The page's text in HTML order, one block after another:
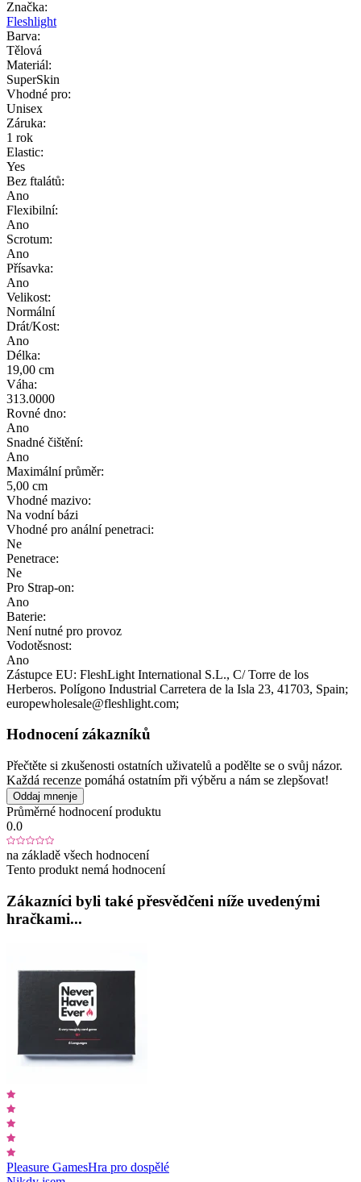
Značka:
Fleshlight
Barva:
Tělová
Materiál:
SuperSkin
Vhodné pro:
Unisex
Záruka:
1 rok
Elastic:
Yes
Bez ftalátů:
Ano
Flexibilní:
Ano
Scrotum:
Ano
Přísavka:
Ano
Velikost:
Normální
Drát/Kost:
Ano
Délka:
19,00 cm
Váha:
313.0000
Rovné dno:
Ano
Snadné čištění:
Ano
Maximální průměr:
5,00 cm
Vhodné mazivo:
Na vodní bázi
Vhodné pro anální penetraci:
Ne
Penetrace:
Ne
Pro Strap-on:
Ano
Baterie:
Není nutné pro provoz
Vodotěsnost:
Ano
Zástupce EU: FleshLight International S.L., C/ Torre de los
Herberos. Polígono Industrial Carretera de la Isla 23, 41703, Spain;
europewholesale@fleshlight.com;
Hodnocení zákazníků
Přečtěte si zkušenosti ostatních uživatelů a podělte se o svůj názor.
Každá recenze pomáhá ostatním při výběru a nám se zlepšovat!
Oddaj mnenje
Průměrné hodnocení produktu
0.0
na základě všech hodnocení
Tento produkt nemá hodnocení
Zákazníci byli také přesvědčeni níže uvedenými
hračkami...
Pleasure GamesHra pro dospělé